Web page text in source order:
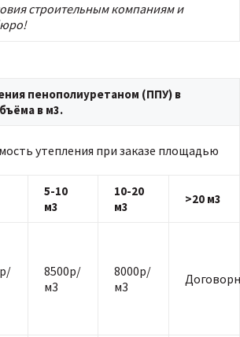
строительным компаниям и
пенополиуретаном (ППУ) в
в м3.
утепления при заказе площадью
5-10
м3
10-20
м3
>20 м3
8500р/
м3
8000р/
м3